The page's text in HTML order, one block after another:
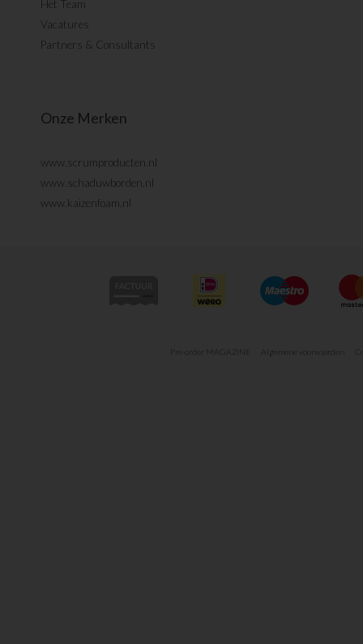
Het Team
Vacatures
Partners & Consultants
Onze Merken
www.scrumproducten.nl
www.schaduwborden.nl
www.kaizenfoam.nl
Pre-order MAGAZINE Algemene voorwaarden